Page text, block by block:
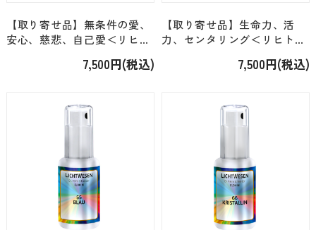
【取り寄せ品】無条件の愛、
安心、慈悲、自己愛＜リヒト
「03. ピンクの光・エッセン
7,500円(税込)
【取り寄せ品】生命力、活
力、センタリング＜リヒトウ
赤の光・エッセンススプレ
7,500円(税込)